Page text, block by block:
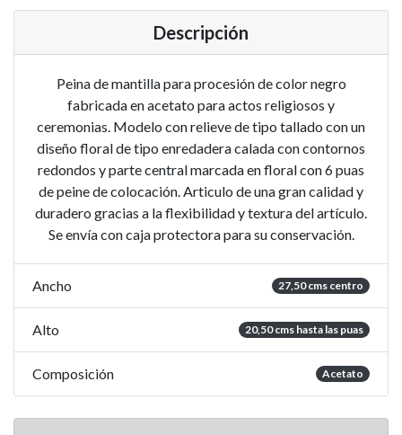
Descripción
Peina de mantilla para procesión de color negro
fabricada en acetato para actos religiosos y
ceremonias. Modelo con relieve de tipo tallado con un
diseño floral de tipo enredadera calada con contornos
redondos y parte central marcada en floral con 6 puas
de peine de colocación. Articulo de una gran calidad y
duradero gracias a la flexibilidad y textura del artículo.
Se envía con caja protectora para su conservación.
Ancho 27,50 cms centro
Alto 20,50 cms hasta las puas
Composición Acetato